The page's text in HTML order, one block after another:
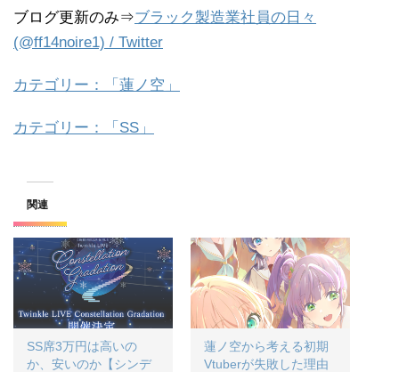
ブログ更新のみ⇒ブラック製造業社員の日々
(@ff14noire1) / Twitter
カテゴリー：「蓮ノ空」
カテゴリー：「SS」
関連
SS席3万円は高いの
か、安いのか【シンデ
蓮ノ空から考える初期
Vtuberが失敗した理由